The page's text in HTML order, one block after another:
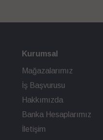
Kurumsal
Mağazalarımız
İş Başvurusu
Hakkımızda
Banka Hesaplarımız
İletişim